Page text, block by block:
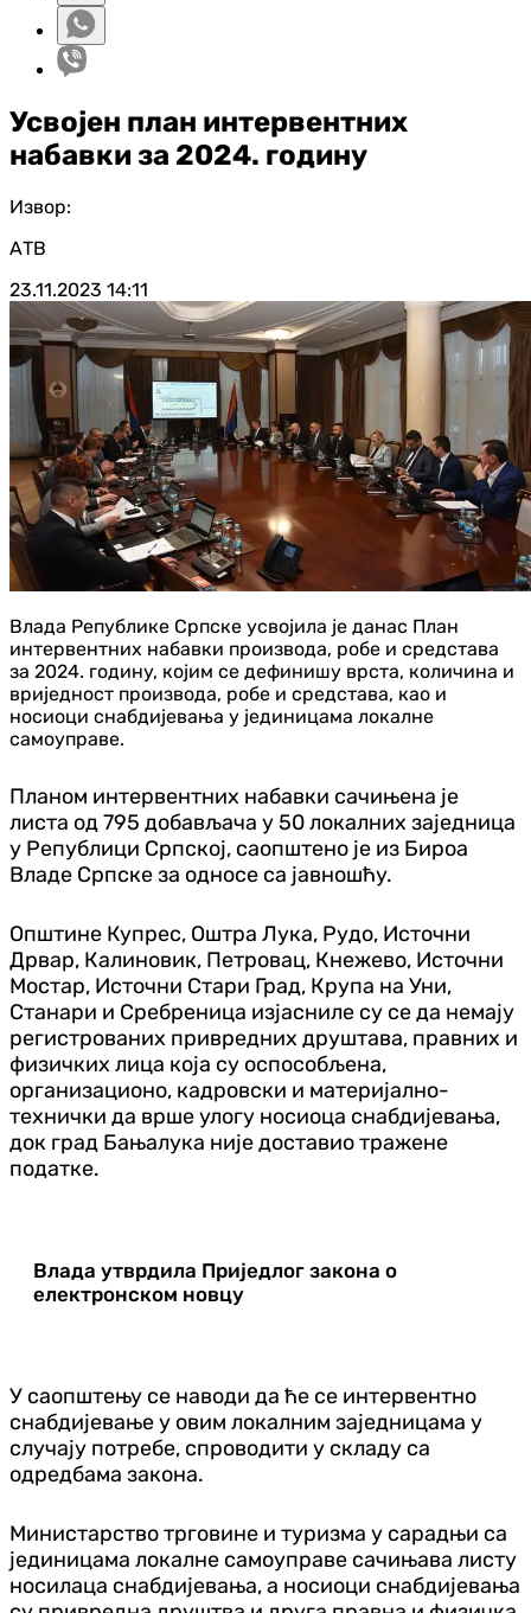
Усвојен план интервентних
набавки за 2024. годину
Извор:
АТВ
23.11.2023 14:11
Влада Републике Српске усвојила је данас План
интервентних набавки производа, робе и средстава
за 2024. годину, којим се дефинишу врста, количина и
вриједност производа, робе и средстава, као и
носиоци снабдијевања у јединицама локалне
самоуправе.
Планом интервентних набавки сачињена је
листа од 795 добављача у 50 локалних заједница
у Републици Српској, саопштено је из Бироа
Владе Српске за односе са јавношћу.
Општине Купрес, Оштра Лука, Рудо, Источни
Дрвар, Калиновик, Петровац, Кнежево, Источни
Мостар, Источни Стари Град, Крупа на Уни,
Станари и Сребреница изјасниле су се да немају
регистрованих привредних друштава, правних и
физичких лица која су оспособљена,
организационо, кадровски и материјално-
технички да врше улогу носиоца снабдијевања,
док град Бањалука није доставио тражене
податке.
Влада утврдила Приједлог закона о
електронском новцу
У саопштењу се наводи да ће се интервентно
снабдијевање у овим локалним заједницама у
случају потребе, спроводити у складу са
одредбама закона.
Министарство трговине и туризма у сарадњи са
јединицама локалне самоуправе сачињава листу
носилаца снабдијевања, а носиоци снабдијевања